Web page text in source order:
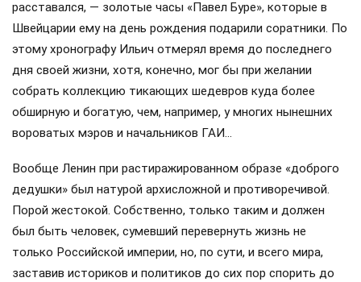
расставался, — золотые часы «Павел Буре», которые в
Швейцарии ему на день рождения подарили соратники. По
этому хронографу Ильич отмерял время до последнего
дня своей жизни, хотя, конечно, мог бы при желании
собрать коллекцию тикающих шедевров куда более
обширную и богатую, чем, например, у многих нынешних
вороватых мэров и начальников ГАИ…
Вообще Ленин при растиражированном образе «доброго
дедушки» был натурой архисложной и противоречивой.
Порой жестокой. Собственно, только таким и должен
был быть человек, сумевший перевернуть жизнь не
только Российской империи, но, по сути, и всего мира,
заставив историков и политиков до сих пор спорить до